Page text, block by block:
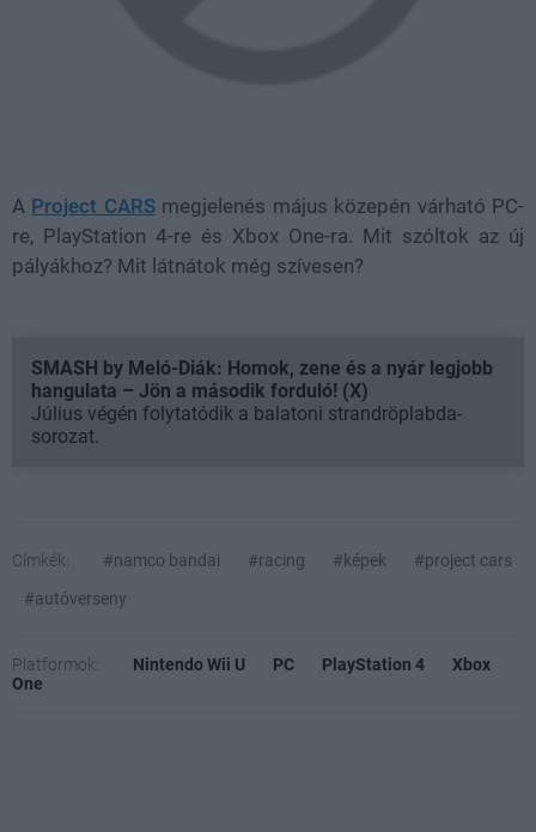
A Project CARSmegjelenés május közepén várható PC-
re, PlayStation 4-re és Xbox One-ra. Mit szóltok az új
pályákhoz? Mit látnátok még szívesen?
SMASH by Meló-Diák: Homok, zene és a nyár legjobb
hangulata – Jön a második forduló! (X)
Július végén folytatódik a balatoni strandröplabda-
sorozat.
Címkék: #namco bandai #racing #képek
#project cars
#autóverseny
Platformok: Nintendo Wii U PC PlayStation 4
Xbox
One